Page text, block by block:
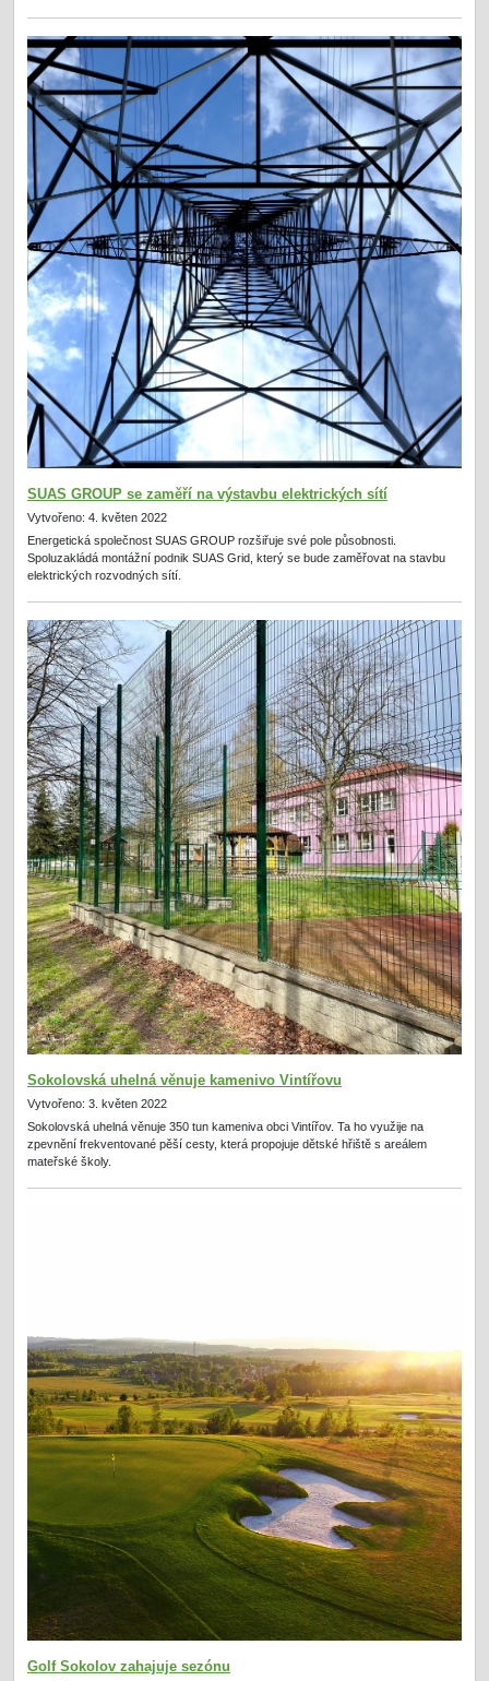
SUAS GROUP se zaměří na výstavbu elektrických sítí
Vytvořeno: 4. květen 2022
Energetická společnost SUAS GROUP rozšiřuje své pole působnosti.
Spoluzakládá montážní podnik SUAS Grid, který se bude zaměřovat na stavbu
elektrických rozvodných sítí.
Sokolovská uhelná věnuje kamenivo Vintířovu
Vytvořeno: 3. květen 2022
Sokolovská uhelná věnuje 350 tun kameniva obci Vintířov. Ta ho využije na
zpevnění frekventované pěší cesty, která propojuje dětské hřiště s areálem
mateřské školy.
Golf Sokolov zahajuje sezónu